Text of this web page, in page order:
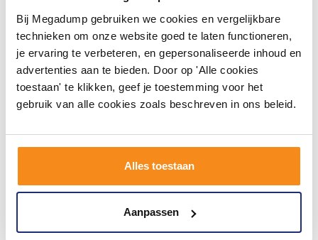
Bij Megadump gebruiken we cookies en vergelijkbare
technieken om onze website goed te laten functioneren,
je ervaring te verbeteren, en gepersonaliseerde inhoud en
advertenties aan te bieden. Door op 'Alle cookies
toestaan' te klikken, geef je toestemming voor het
gebruik van alle cookies zoals beschreven in ons beleid.
Alles toestaan
Aanpassen